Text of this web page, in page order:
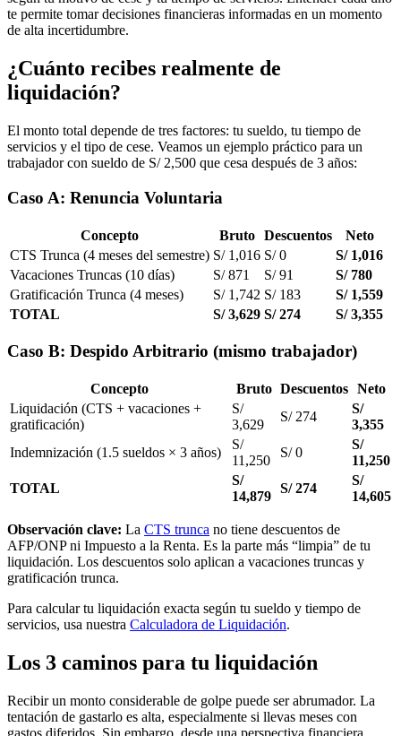
te permite tomar decisiones financieras informadas en un momento
de alta incertidumbre.
¿Cuánto recibes realmente de
liquidación?
El monto total depende de tres factores: tu sueldo, tu tiempo de
servicios y el tipo de cese. Veamos un ejemplo práctico para un
trabajador con sueldo de S/ 2,500 que cesa después de 3 años:
Caso A: Renuncia Voluntaria
Concepto Bruto Descuentos
Neto
CTS Trunca (4 meses del semestre) S/ 1,016 S/ 0
S/ 1,016
Vacaciones Truncas (10 días)
S/ 871 S/ 91
S/ 780
Gratificación Trunca (4 meses)
S/ 1,742 S/ 183
S/ 1,559
TOTAL
S/ 3,629 S/ 274 S/ 3,355
Caso B: Despido Arbitrario (mismo trabajador)
Concepto Bruto Descuentos Neto
Liquidación (CTS + vacaciones +
gratificación)
S/
3,629
S/ 274
S/
3,355
Indemnización (1.5 sueldos × 3 años)
S/
11,250
S/ 0
S/
11,250
TOTAL
S/
14,879
S/ 274
S/
14,605
Observación clave: La CTS trunca no tiene descuentos de
AFP/ONP ni Impuesto a la Renta. Es la parte más “limpia” de tu
liquidación. Los descuentos solo aplican a vacaciones truncas y
gratificación trunca.
Para calcular tu liquidación exacta según tu sueldo y tiempo de
servicios, usa nuestra Calculadora de Liquidación.
Los 3 caminos para tu liquidación
Recibir un monto considerable de golpe puede ser abrumador. La
tentación de gastarlo es alta, especialmente si llevas meses con
gastos diferidos. Sin embargo, desde una perspectiva financiera,